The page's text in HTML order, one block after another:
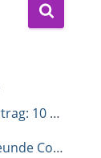
Samsung Galaxy A37 Handy mit Vertrag: 10 GB Allnet-Flat für 6,99 Euro im Monat
Kaufland mobil Freunde werben Freunde Code: Dauerhaft 1 GB extra sichern